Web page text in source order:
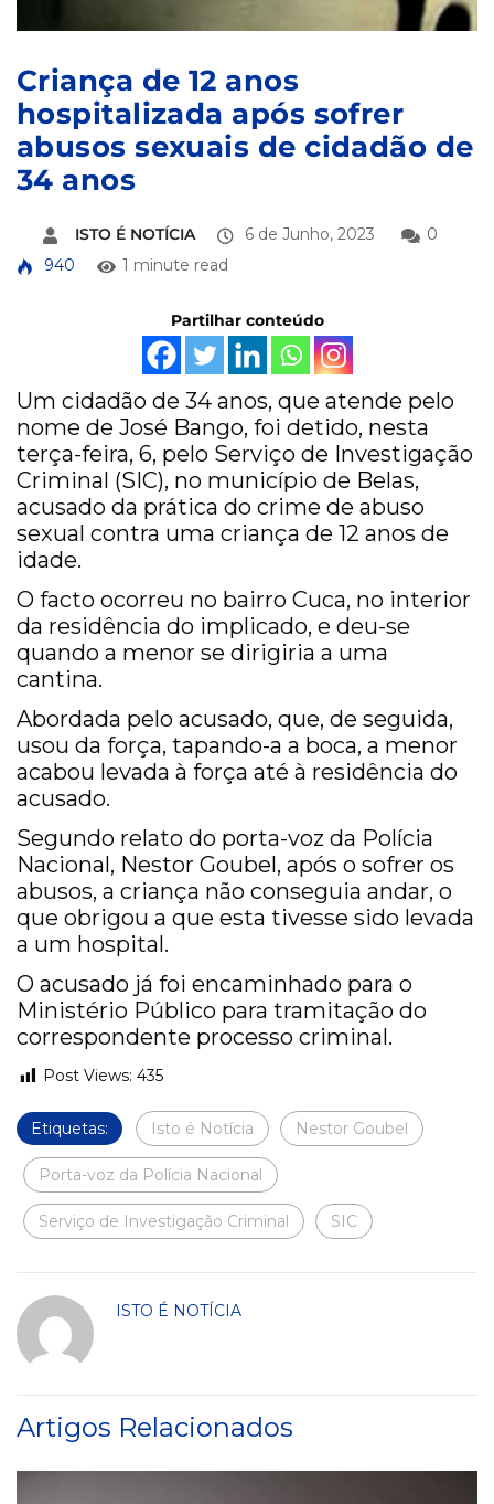
Criança de 12 anos
hospitalizada após sofrer
abusos sexuais de cidadão de
34 anos
ISTO É NOTÍCIA 6 de Junho, 2023
0
940
1 minute read
Partilhar conteúdo
Um cidadão de 34 anos, que atende pelo
nome de José Bango, foi detido, nesta
terça-feira, 6, pelo Serviço de Investigação
Criminal (SIC), no município de Belas,
acusado da prática do crime de abuso
sexual contra uma criança de 12 anos de
idade.
O facto ocorreu no bairro Cuca, no interior
da residência do implicado, e deu-se
quando a menor se dirigiria a uma
cantina.
Abordada pelo acusado, que, de seguida,
usou da força, tapando-a a boca, a menor
acabou levada à força até à residência do
acusado.
Segundo relato do porta-voz da Polícia
Nacional, Nestor Goubel, após o sofrer os
abusos, a criança não conseguia andar, o
que obrigou a que esta tivesse sido levada
a um hospital.
O acusado já foi encaminhado para o
Ministério Público para tramitação do
correspondente processo criminal.
Post Views: 435
Etiquetas: Isto é Notícia Nestor Goubel
Porta-voz da Polícia Nacional
Serviço de Investigação Criminal SIC
ISTO É NOTÍCIA
Artigos Relacionados